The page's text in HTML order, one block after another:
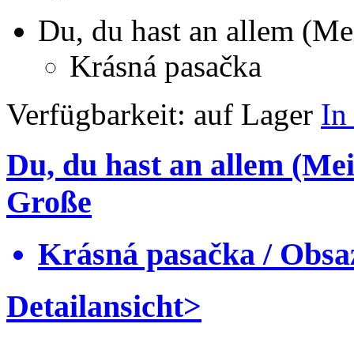
Du, du hast an allem
Krásná pasačka
Verfügbarkeit: auf Lager In
Du, du hast an allem
Große
Krásná pasačka /
Detailansicht>